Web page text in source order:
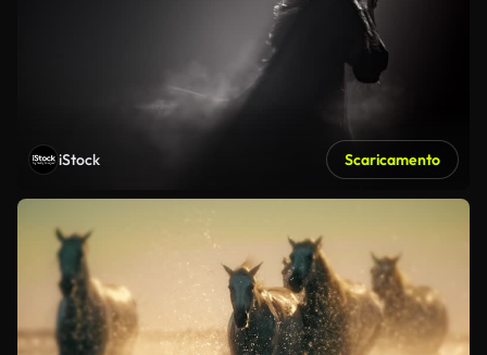
iStock Scaricamento